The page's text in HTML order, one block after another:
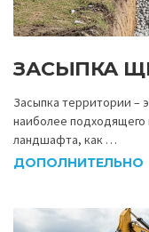
ЗАСЫПКА
Засыпка территории –
наиболее подходящего
ландшафта, как …
ДОПОЛНИТЕЛЬНО